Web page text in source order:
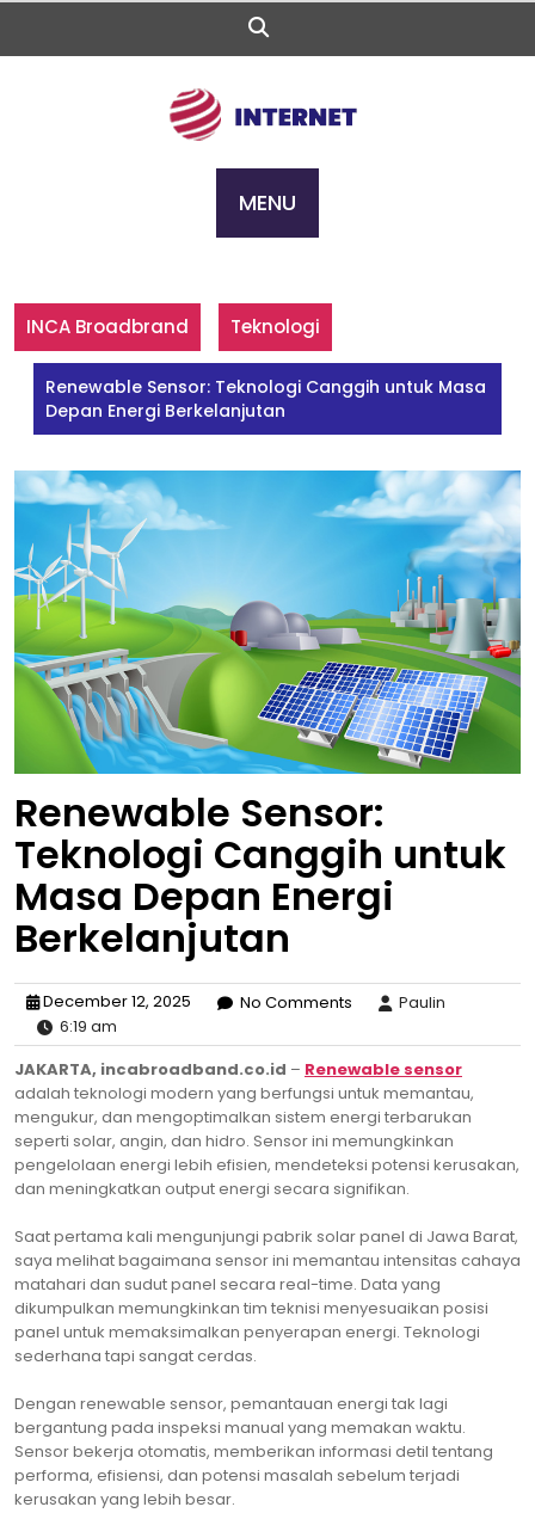
Skip
content
MENU
INCA Broadbrand Teknologi
Renewable Sensor: Teknologi Canggih untuk Masa
Depan Energi Berkelanjutan
Renewable Sensor:
Teknologi Canggih untuk
Masa Depan Energi
Berkelanjutan
December 12, 2025 No Comments
Paulin
6:19 am
JAKARTA, incabroadband.co.id – Renewable sensor
adalah teknologi modern yang berfungsi untuk memantau,
mengukur, dan mengoptimalkan sistem energi terbarukan
seperti solar, angin, dan hidro. Sensor ini memungkinkan
pengelolaan energi lebih efisien, mendeteksi potensi kerusakan,
dan meningkatkan output energi secara signifikan.
Saat pertama kali mengunjungi pabrik solar panel di Jawa Barat,
saya melihat bagaimana sensor ini memantau intensitas cahaya
matahari dan sudut panel secara real-time. Data yang
dikumpulkan memungkinkan tim teknisi menyesuaikan posisi
panel untuk memaksimalkan penyerapan energi. Teknologi
sederhana tapi sangat cerdas.
Dengan renewable sensor, pemantauan energi tak lagi
bergantung pada inspeksi manual yang memakan waktu.
Sensor bekerja otomatis, memberikan informasi detil tentang
performa, efisiensi, dan potensi masalah sebelum terjadi
kerusakan yang lebih besar.